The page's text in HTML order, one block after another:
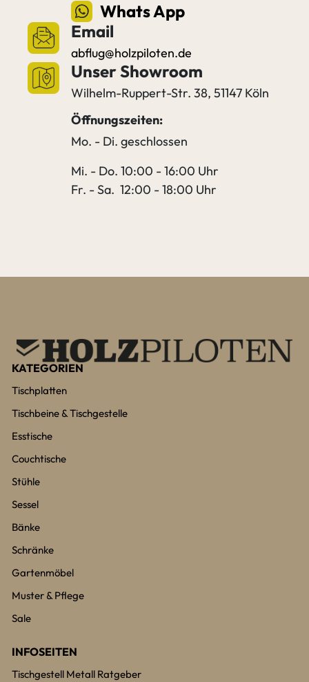
Whats App
Email
abflug@holzpiloten.de
Unser Showroom
Wilhelm-Ruppert-Str. 38, 51147 Köln
Öffnungszeiten:
Mo. - Di. geschlossen
Mi. - Do. 10:00 - 16:00 Uhr
Fr. - Sa. 12:00 - 18:00 Uhr
KATEGORIEN
Tischplatten
Tischbeine & Tischgestelle
Esstische
Couchtische
Stühle
Sessel
Bänke
Schränke
Gartenmöbel
Muster & Pflege
Sale
INFOSEITEN
Tischgestell Metall Ratgeber